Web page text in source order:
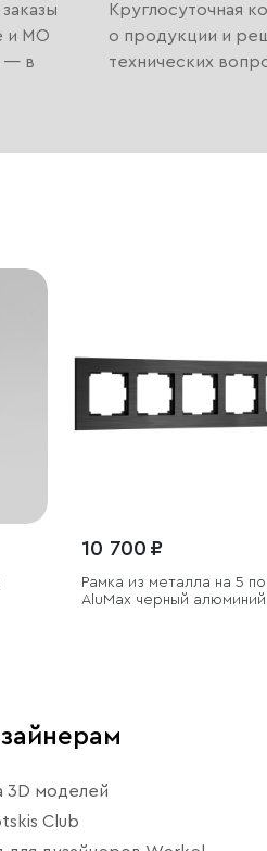
и МО
— в
Круглосуточная
о продукции и
технических
10 700 ₽
Рамка из металла на 5
AluMax черный алюминий
3D моделей
Club